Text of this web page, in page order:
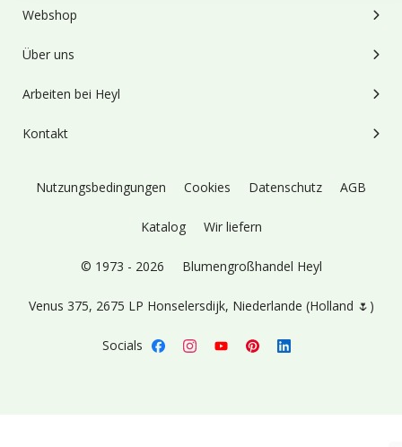
Webshop
Über uns
Arbeiten bei Heyl
Kontakt
Nutzungsbedingungen Cookies Datenschutz AGB
Katalog Wir liefern
© 1973 - 2026 Blumengroßhandel Heyl
Venus 375, 2675 LP Honselersdijk, Niederlande (Holland 🌷)
Socials